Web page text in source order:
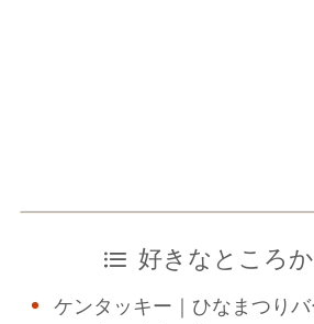
好きなところ
ケンタッキー｜ひなまつり